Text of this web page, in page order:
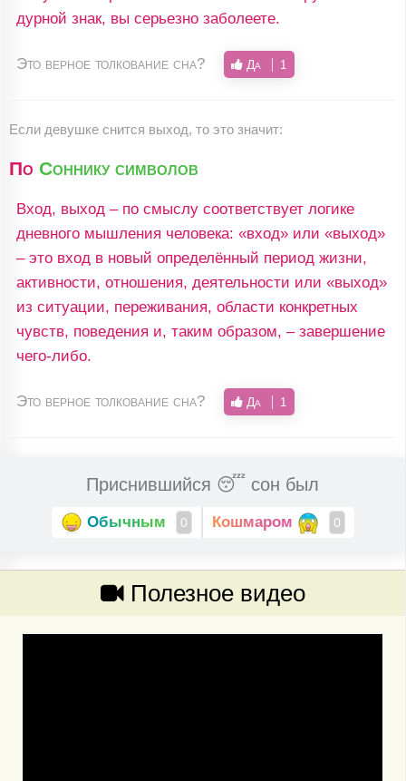
дурной знак, вы серьезно заболеете.
Это верное толкование сна? Да 1
Если девушке снится выход, то это значит:
По Соннику символов
Вход, выход – по смыслу соответствует логике
дневного мышления человека: «вход» или «выход»
– это вход в новый определённый период жизни,
активности, отношения, деятельности или «выход»
из ситуации, переживания, области конкретных
чувств, поведения и, таким образом, – завершение
чего-либо.
Это верное толкование сна? Да 1
Приснившийся 😴 сон был
Обычным 0 Кошмаром 0
Полезное видео